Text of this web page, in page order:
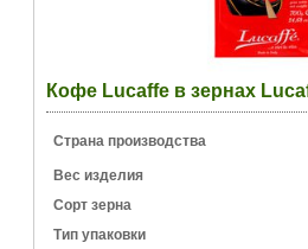
Кофе Lucaffe в зернах
Страна производства
Вес изделия
Сорт зерна
Тип упаковки